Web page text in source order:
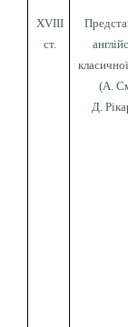
XVIII
ст.
(А.
Д.